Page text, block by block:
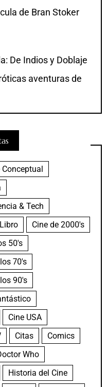
de Bran Stoker
De Indios y Doblaje
aventuras de
& Tech
Cine de 2000's
50's
70's
90's
Cine USA
Citas
Comics
Who
Historia del Cine